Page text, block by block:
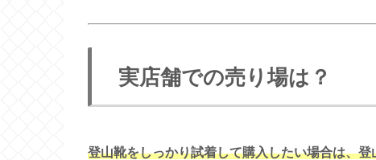
実店舗での売り場は？
登山靴をしっかり試着して購入したい場合は、